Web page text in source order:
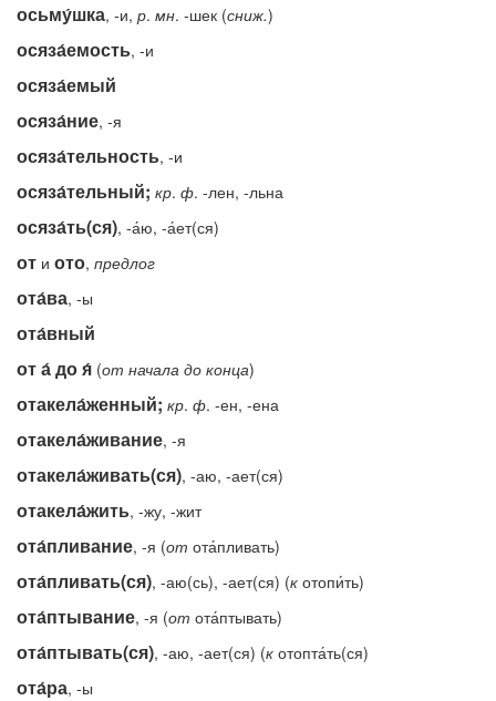
осьму́шка, -и, р. мн. -шек (сниж.)
осяза́емость, -и
осяза́емый
осяза́ние, -я
осяза́тельность, -и
осяза́тельный; кр. ф. -лен, -льна
осяза́ть(ся), -а́ю, -а́ет(ся)
от и ото, предлог
ота́ва, -ы
ота́вный
от а́ до я́ (от начала до конца)
отакела́женный; кр. ф. -ен, -ена
отакела́живание, -я
отакела́живать(ся), -аю, -ает(ся)
отакела́жить, -жу, -жит
ота́пливание, -я (от ота́пливать)
ота́пливать(ся), -аю(сь), -ает(ся) (к отопи́ть)
ота́птывание, -я (от ота́птывать)
ота́птывать(ся), -аю, -ает(ся) (к отопта́ть(ся)
ота́ра, -ы